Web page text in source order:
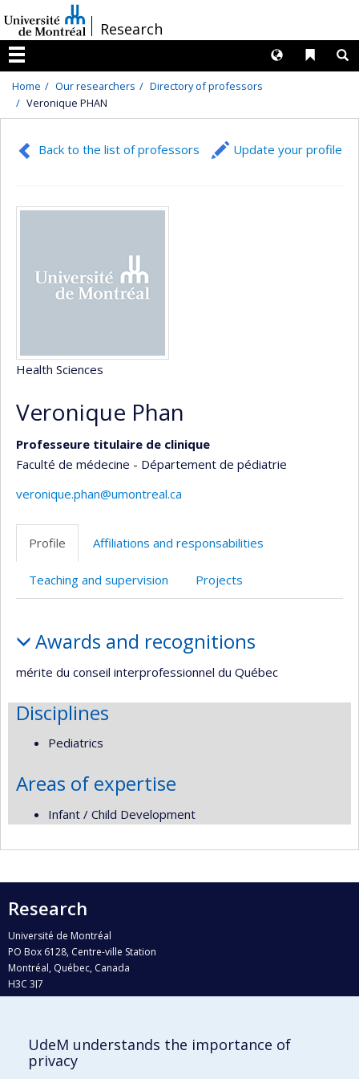
au
contenu
/Research
Menu
Liens
Langues
Home Our researchers
Directory of professors
Veronique PHAN
Back to the list of professors Update your profile
Health Sciences
Veronique Phan
Professeure titulaire de clinique
Faculté de médecine - Département de pédiatrie
veronique.phan@umontreal.ca
Profile Affiliations and responsabilities
Teaching and supervision Projects
Awards and recognitions
mérite du conseil interprofessionnel du Québec
Disciplines
Pediatrics
Areas of expertise
Infant / Child Development
Research
Université de Montréal
PO Box 6128, Centre-ville Station
Montréal, Québec, Canada
H3C 3J7
Who does what?
UdeM understands the importance of
privacy